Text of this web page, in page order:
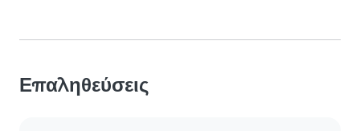
Επαληθεύσεις